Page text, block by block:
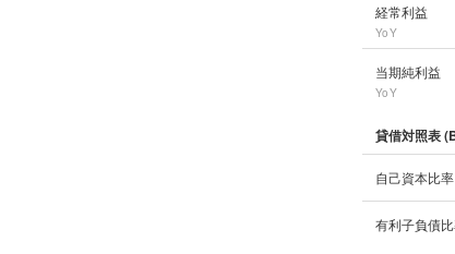
経常利益
YoY
当期純利益
YoY
貸借対照表
自己資本比率
有利子負債